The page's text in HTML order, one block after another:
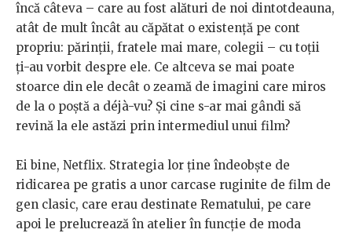
încă câteva – care au fost alături de noi dintotdeauna,
atât de mult încât au căpătat o existență pe cont
propriu: părinții, fratele mai mare, colegii – cu toții
ți-au vorbit despre ele. Ce altceva se mai poate
stoarce din ele decât o zeamă de imagini care miros
de la o poștă a déjà-vu? Și cine s-ar mai gândi să
revină la ele astăzi prin intermediul unui film?
Ei bine, Netflix. Strategia lor ține îndeobște de
ridicarea pe gratis a unor carcase ruginite de film de
gen clasic, care erau destinate Rematului, pe care
apoi le prelucrează în atelier în funcție de moda